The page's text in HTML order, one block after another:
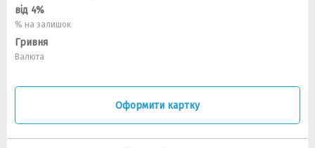
від 4%
% на залишок
Гривня
Валюта
Оформити картку